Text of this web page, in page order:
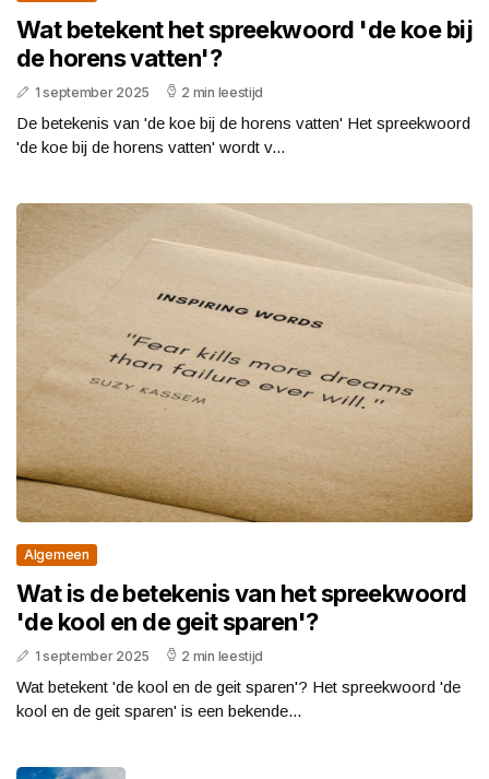
Wat betekent het spreekwoord 'de koe bij
de horens vatten'?
1 september 2025 2 min leestijd
De betekenis van 'de koe bij de horens vatten' Het spreekwoord
'de koe bij de horens vatten' wordt v...
Algemeen
Wat is de betekenis van het spreekwoord
'de kool en de geit sparen'?
1 september 2025 2 min leestijd
Wat betekent 'de kool en de geit sparen'? Het spreekwoord 'de
kool en de geit sparen' is een bekende...